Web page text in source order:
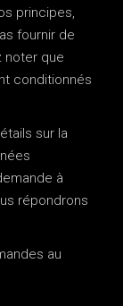
principes,
fournir de
noter que
conditionnés
sur la
à
répondrons
au